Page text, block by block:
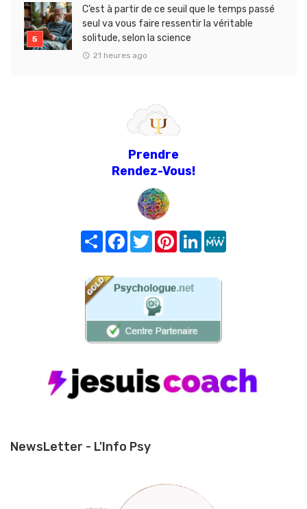
C’est à partir de ce seuil que le temps passé
seul va vous faire ressentir la véritable
solitude, selon la science
21 heures ago
Prendre
Rendez-Vous!
Share FacebookTwitterPinterest
LinkedIn
NewsLetter - L'Info Psy